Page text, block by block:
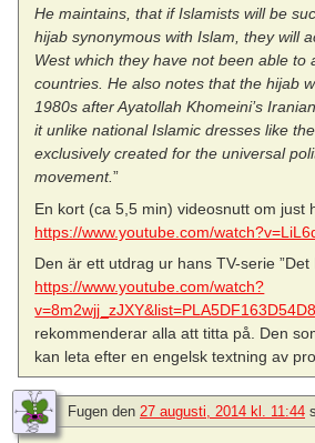
He maintains, that if Islamists will be
hijab synonymous with Islam, they will
West which they have not been able to
countries. He also notes that the hijab
1980s after Ayatollah Khomeini’s
it unlike national Islamic dresses like
exclusively created for the universal
movement.”
En kort (ca 5,5 min) videosnutt om just
https://www.youtube.com/
Den är ett utdrag ur hans TV-serie ”Det
https://www.youtube.com/watch?
rekommenderar alla att titta på. Den
kan leta efter en engelsk textning av
Fugen den 27 augusti, 2014 kl. 11:44